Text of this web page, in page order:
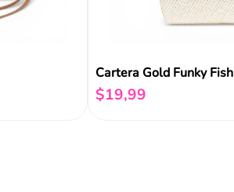
Cartera Gold Funky Fish
$19,99